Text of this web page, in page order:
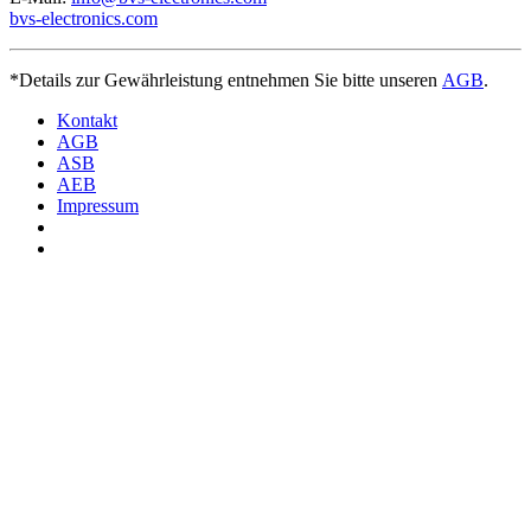
bvs-electronics.com
*Details zur Gewährleistung entnehmen Sie bitte unseren AGB.
Kontakt
AGB
ASB
AEB
Impressum